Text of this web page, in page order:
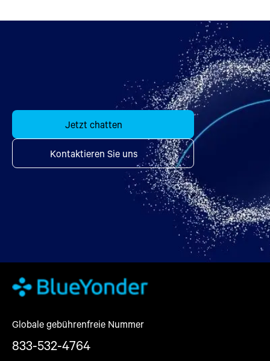
Jetzt chatten
Kontaktieren Sie uns
Globale gebührenfreie Nummer
833-532-4764